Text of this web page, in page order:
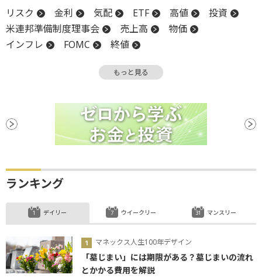
リスク 金利 気配 ETF 高値
投資
米連邦準備制度理事会
売上高
物価
インフレ
FOMC
終値
機関投資家
ファンド 利下げ
もっと見る
ランキング
デイリー
マネックス人生100年デザイン
「墓じまい」には期限がある？墓じまいの流れ
とかかる費用を解説
ウイークリー マンスリー